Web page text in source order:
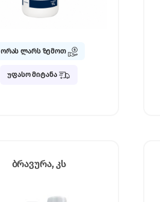
ორას ლარს ზემოთ
უფასო მიტანა
ბრავურა, კს